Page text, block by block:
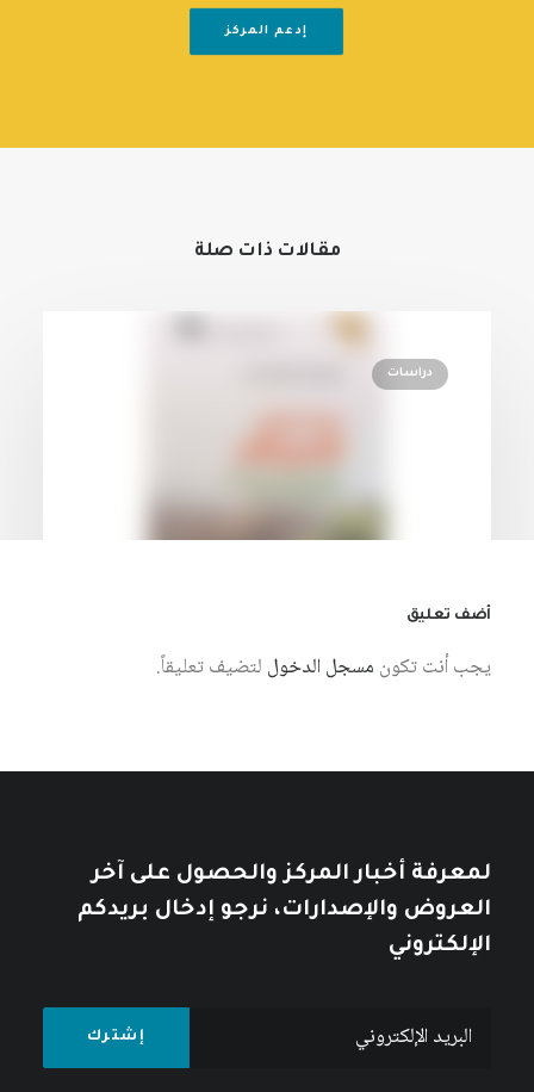
إدعم المركز
مقالات ذات صلة
دراسات
7 أغسطس، 2026
أضف تعليق
يجب أنت تكون مسجل الدخول لتضيف تعليقاً.
لمعرفة أخبار المركز والحصول على آخر
العروض والإصدارات، نرجو إدخال بريدكم
الإلكتروني